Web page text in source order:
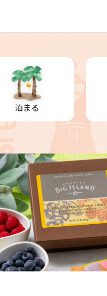
泊まる